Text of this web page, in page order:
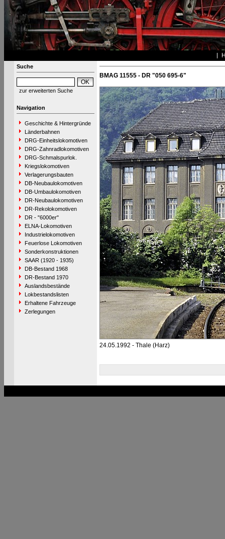
Suche
zur erweiterten Suche
Navigation
Geschichte & Hintergründe
Länderbahnen
DRG-Einheitslokomotiven
DRG-Zahnradlokomotiven
DRG-Schmalspurlok.
Kriegslokomotiven
Verlagerungsbauten
DB-Neubaulokomotiven
DB-Umbaulokomotiven
DR-Neubaulokomotiven
DR-Rekolokomotiven
DR - "6000er"
ELNA-Lokomotiven
Industrielokomotiven
Feuerlose Lokomotiven
Sonderkonstruktionen
SAAR (1920 - 1935)
DB-Bestand 1968
DR-Bestand 1970
Auslandsbestände
Lokbestandslisten
Erhaltene Fahrzeuge
Zerlegungen
BMAG 11555 - DR "050 695-6"
24.05.1992 - Thale (Harz)